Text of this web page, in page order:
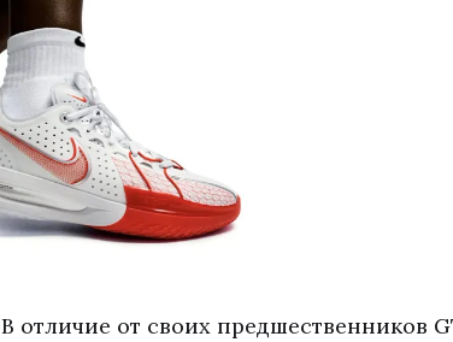
В отличие от своих предшественников